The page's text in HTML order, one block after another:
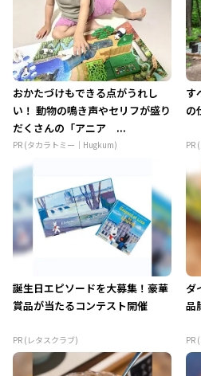
おかたづけもできる点がうれし
い！ 動物の鳴き声やセリフが盛り
だくさんの「アニア ...
PR (タカラトミー｜Hugkum)
す
の
PR
誕生日エピソードを大募集！豪華
賞品が当たるコンテスト開催
PR (レタスクラブ)
ダ
品
PR